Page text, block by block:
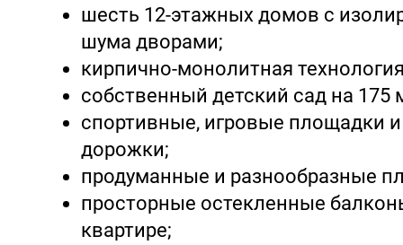
шесть 12‐этажных домов с
шума дворами;
кирпично-монолитная
собственный детский сад на 175
спортивные, игровые площадки
дорожки;
продуманные и разнообразные
просторные остекленные
квартире;